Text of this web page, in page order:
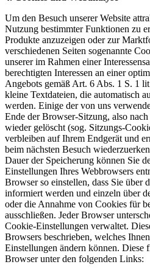
Um den Besuch unserer Website
Nutzung bestimmter Funktionen zu
Produkte anzuzeigen oder zur
verschiedenen Seiten sogenannte
unserer im Rahmen einer
berechtigten Interessen an einer
Angebots gemäß Art. 6 Abs. 1 S. 1
kleine Textdateien, die automatisch
werden. Einige der von uns
Ende der Browser-Sitzung, also
wieder gelöscht (sog. Sitzungs-
verbleiben auf Ihrem Endgerät und
beim nächsten Besuch
Dauer der Speicherung können Sie
Einstellungen Ihres Webbrowsers
Browser so einstellen, dass Sie über
informiert werden und einzeln über
oder die Annahme von Cookies für
ausschließen. Jeder Browser
Cookie-Einstellungen verwaltet.
Browsers beschrieben, welches
Einstellungen ändern können. Diese
Browser unter den folgenden Links: